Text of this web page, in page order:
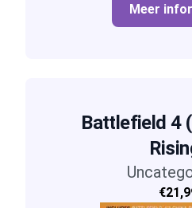
Meer
Battlefield 4